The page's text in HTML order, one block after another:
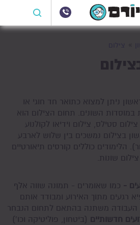
ניתן למצוא כתואר חד חוגי או
השונים. תחום הצילום הוא
סטילס, צילום וידיאו לקולנוע
בצילום נמשכים בין שלוש לארבע
הלימודים כוללים קורסים תיאורטיים
שונות.
- כמו שאומרים - תמונה שווה אלף
רגעים מתוך האירוע ומבודד אותם
העבודה משתנה בהתאם לתחום הנבחר
חדשותיים (ביטחון, פוליטיקה וכו')